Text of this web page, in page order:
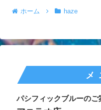
ホーム haze
メ
パシフィックブルーのご